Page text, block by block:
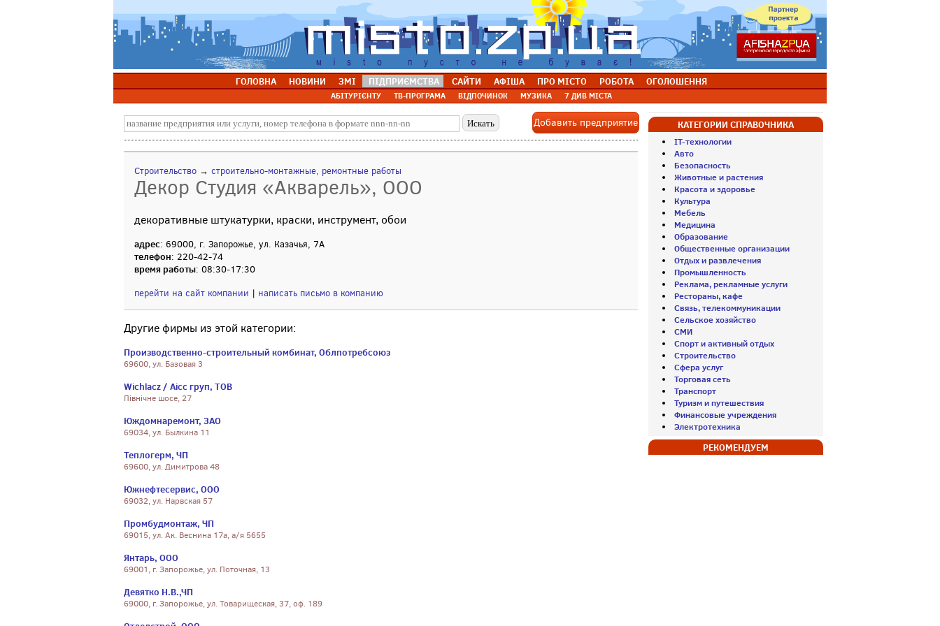
ГОЛОВНА НОВИНИ ЗМІ ПІДПРИЄМСТВА САЙТИ АФІША ПРО МІСТО РОБОТА ОГОЛОШЕННЯ
АБІТУРІЄНТУ ТВ-ПРОГРАМА ВІДПОЧИНОК МУЗИКА 7 ДИВ МІСТА
Добавить предприятие
Строительство → строительно-монтажные, ремонтные работы
Декор Студия «Акварель», ООО
декоративные штукатурки, краски, инструмент, обои
адрес: 69000, г. Запорожье, ул. Казачья, 7А
телефон: 220-42-74
время работы: 08:30-17:30
перейти на сайт компании | написать письмо в компанию
Другие фирмы из этой категории:
Производственно-строительный комбинат, Облпотребсоюз
69600, ул. Базовая 3
Wichlacz / Аісс груп, ТОВ
Північне шосе, 27
Юждомнаремонт, ЗАО
69034, ул. Былкина 11
Теплогерм, ЧП
69600, ул. Димитрова 48
Южнефтесервис, ООО
69032, ул. Нарвская 57
Промбудмонтаж, ЧП
69015, ул. Ак. Веснина 17а, а/я 5655
Янтарь, ООО
69001, г. Запорожье, ул. Поточная, 13
Девятко Н.В.,ЧП
69000, г. Запорожье, ул. Товарищеская, 37, оф. 189
КАТЕГОРИИ СПРАВОЧНИКА
IT-технологии
Авто
Безопасность
Животные и растения
Красота и здоровье
Культура
Мебель
Медицина
Образование
Общественные организации
Отдых и развлечения
Промышленность
Реклама, рекламные услуги
Рестораны, кафе
Связь, телекоммуникации
Сельское хозяйство
СМИ
Спорт и активный отдых
Строительство
Сфера услуг
Торговая сеть
Транспорт
Туризм и путешествия
Финансовые учреждения
Электротехника
РЕКОМЕНДУЕМ